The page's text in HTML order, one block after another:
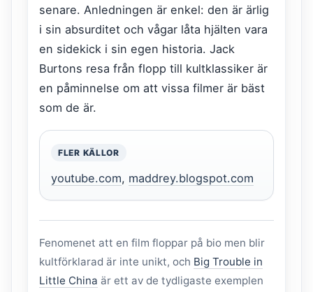
senare. Anledningen är enkel: den är ärlig
i sin absurditet och vågar låta hjälten vara
en sidekick i sin egen historia. Jack
Burtons resa från flopp till kultklassiker är
en påminnelse om att vissa filmer är bäst
som de är.
FLER KÄLLOR
youtube.com, maddrey.blogspot.com
Fenomenet att en film floppar på bio men blir
kultförklarad är inte unikt, och Big Trouble in
Little China är ett av de tydligaste exemplen